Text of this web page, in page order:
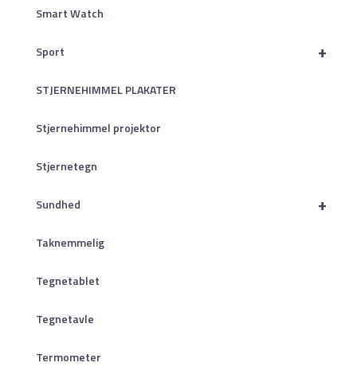
Smart Watch
+
Sport
STJERNEHIMMEL PLAKATER
Stjernehimmel projektor
Stjernetegn
+
Sundhed
Taknemmelig
Tegnetablet
Tegnetavle
Termometer